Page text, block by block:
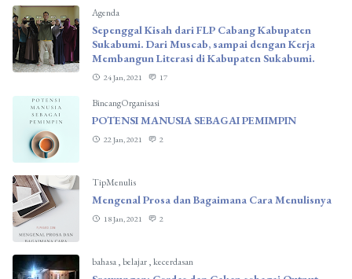
Agenda
Sepenggal Kisah dari FLP Cabang Kabupaten
Sukabumi. Dari Muscab, sampai dengan Kerja
Membangun Literasi di Kabupaten Sukabumi.
24 Jan, 2021 17
BincangOrganisasi
POTENSI MANUSIA SEBAGAI PEMIMPIN
22 Jan, 2021 2
TipMenulis
Mengenal Prosa dan Bagaimana Cara Menulisnya
18 Jan, 2021 2
bahasa,belajar,kecerdasan